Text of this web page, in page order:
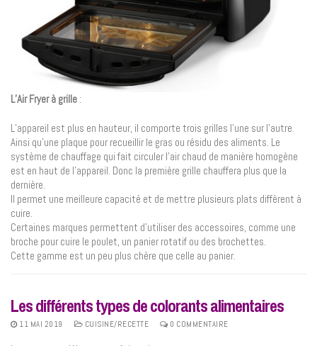
L’Air Fryer à grille :
L’appareil est plus en hauteur, il comporte trois grilles l’une sur l’autre.
Ainsi qu’une plaque pour recueillir le gras ou résidu des aliments. Le
système de chauffage qui fait circuler l’air chaud de manière homogène
est en haut de l’appareil. Donc la première grille chauffera plus que la
dernière.
Il permet une meilleure capacité et de mettre plusieurs plats diffèrent à
cuire.
Certaines marques permettent d’utiliser des accessoires, comme une
broche pour cuire le poulet, un panier rotatif ou des brochettes.
Cette gamme est un peu plus chère que celle au panier.
Les différents types de colorants alimentaires
11 MAI 2019 CUISINE/RECETTE 0 COMMENTAIRE